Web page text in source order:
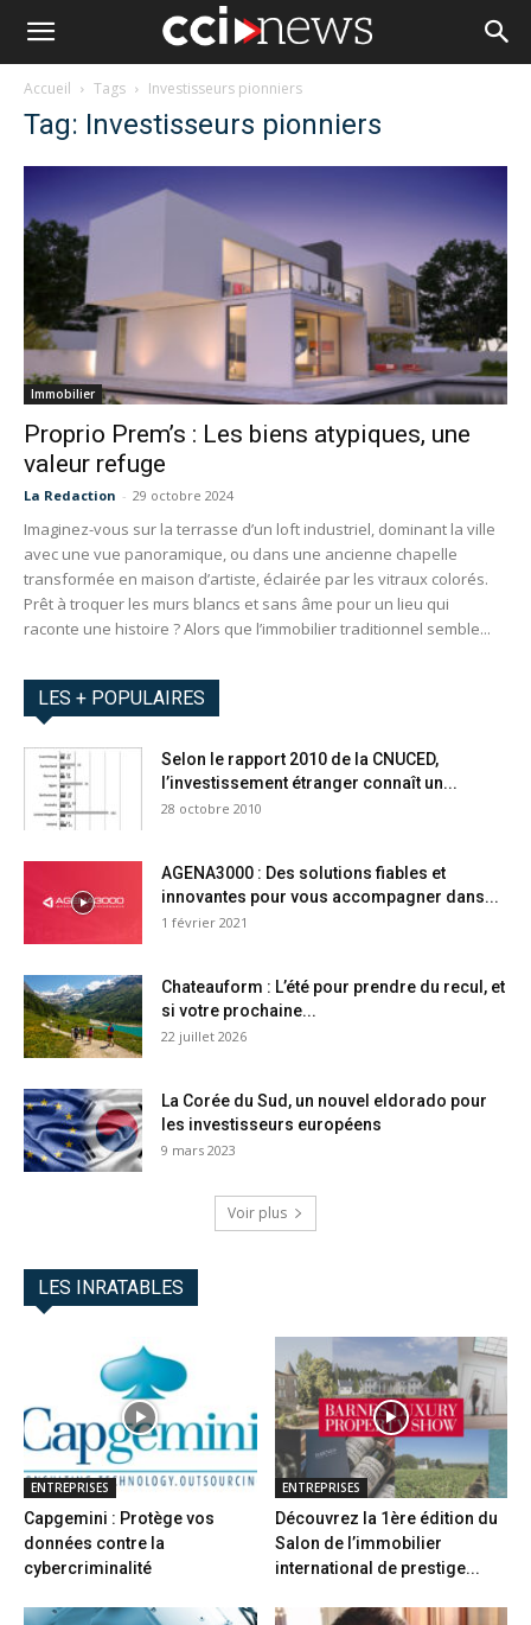
Accueil Tags Investisseurs pionniers
Tag: Investisseurs pionniers
Immobilier
Proprio Prem’s : Les biens atypiques, une
valeur refuge
La Redaction - 29 octobre 2024
Imaginez-vous sur la terrasse d’un loft industriel, dominant la ville
avec une vue panoramique, ou dans une ancienne chapelle
transformée en maison d’artiste, éclairée par les vitraux colorés.
Prêt à troquer les murs blancs et sans âme pour un lieu qui
raconte une histoire ? Alors que l’immobilier traditionnel semble...
LES + POPULAIRES
Selon le rapport 2010 de la CNUCED,
l’investissement étranger connaît un...
28 octobre 2010
AGENA3000 : Des solutions fiables et
innovantes pour vous accompagner dans...
1 février 2021
Chateauform : L’été pour prendre du recul, et
si votre prochaine...
22 juillet 2026
La Corée du Sud, un nouvel eldorado pour
les investisseurs européens
9 mars 2023
Voir plus
LES INRATABLES
ENTREPRISES
Capgemini : Protège vos
données contre la
cybercriminalité
ENTREPRISES
Découvrez la 1ère édition du
Salon de l’immobilier
international de prestige...